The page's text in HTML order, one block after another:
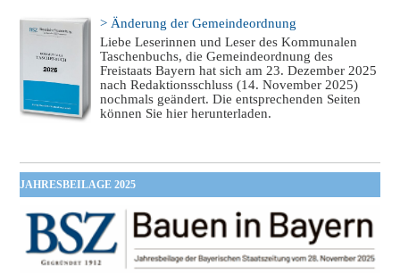
> Änderung der Gemeindeordnung
Liebe Leserinnen und Leser des Kommunalen
Taschenbuchs, die Gemeindeordnung des
Freistaats Bayern hat sich am 23. Dezember 2025
nach Redaktionsschluss (14. November 2025)
nochmals geändert. Die entsprechenden Seiten
können Sie hier herunterladen.
JAHRESBEILAGE 2025